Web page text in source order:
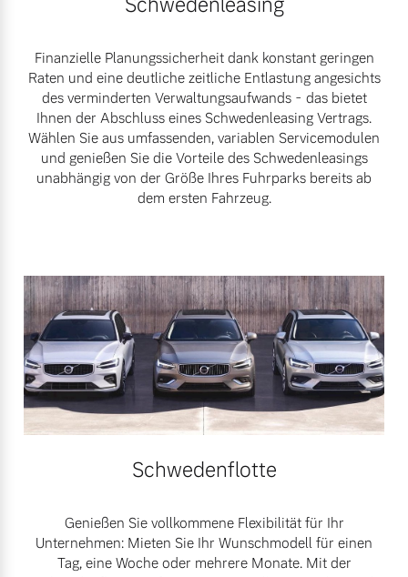
Schwedenleasing
Finanzielle Planungssicherheit dank konstant geringen
Raten und eine deutliche zeitliche Entlastung angesichts
des verminderten Verwaltungsaufwands - das bietet
Ihnen der Abschluss eines Schwedenleasing Vertrags.
Wählen Sie aus umfassenden, variablen Servicemodulen
und genießen Sie die Vorteile des Schwedenleasings
unabhängig von der Größe Ihres Fuhrparks bereits ab
dem ersten Fahrzeug.
Schwedenflotte
Genießen Sie vollkommene Flexibilität für Ihr
Unternehmen: Mieten Sie Ihr Wunschmodell für einen
Tag, eine Woche oder mehrere Monate. Mit der